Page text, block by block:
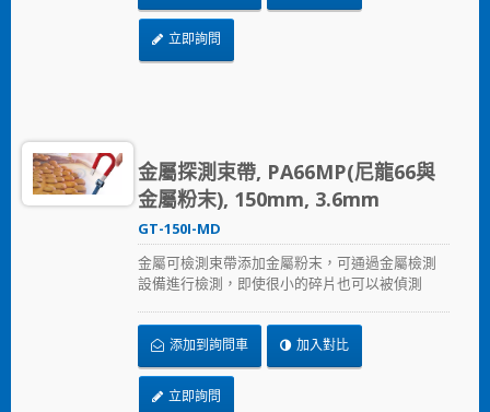
藥品監督管理局（FDA）的規範。
立即詢問
金屬探測束帶, PA66MP(尼龍66與
金屬粉末), 150mm, 3.6mm
GT-150I-MD
金屬可檢測束帶添加金屬粉末，可通過金屬檢測
設備進行檢測，即使很小的碎片也可以被偵測
療生技業，可能因束帶鬆脫進入食品及飲料生產
過程的污染問題。 金屬可檢測束帶符合國家食品
藥品監督管理局（FDA）的規範。
添加到詢問車 加入對比
立即詢問